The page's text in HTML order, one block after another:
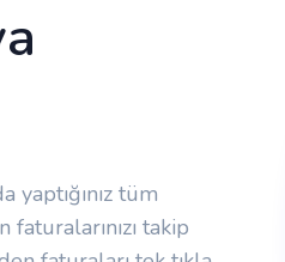
tüm
takip